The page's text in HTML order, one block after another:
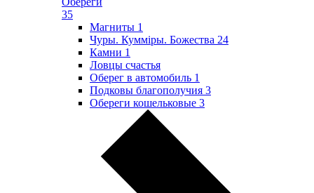
35
Магниты 1
Чуры. Куммiры. Божества 24
Камни 1
Ловцы счастья
Оберег в автомобиль 1
Подковы благополучия 3
Обереги кошельковые 3